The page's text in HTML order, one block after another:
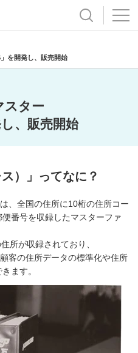
を開発し、販売開始
スター
、販売開始
）」ってなに？
、全国の住所に10桁の住所コー
番号を収録したマスターファ
所が収録されており、
客の住所データの標準化や住所
ます。